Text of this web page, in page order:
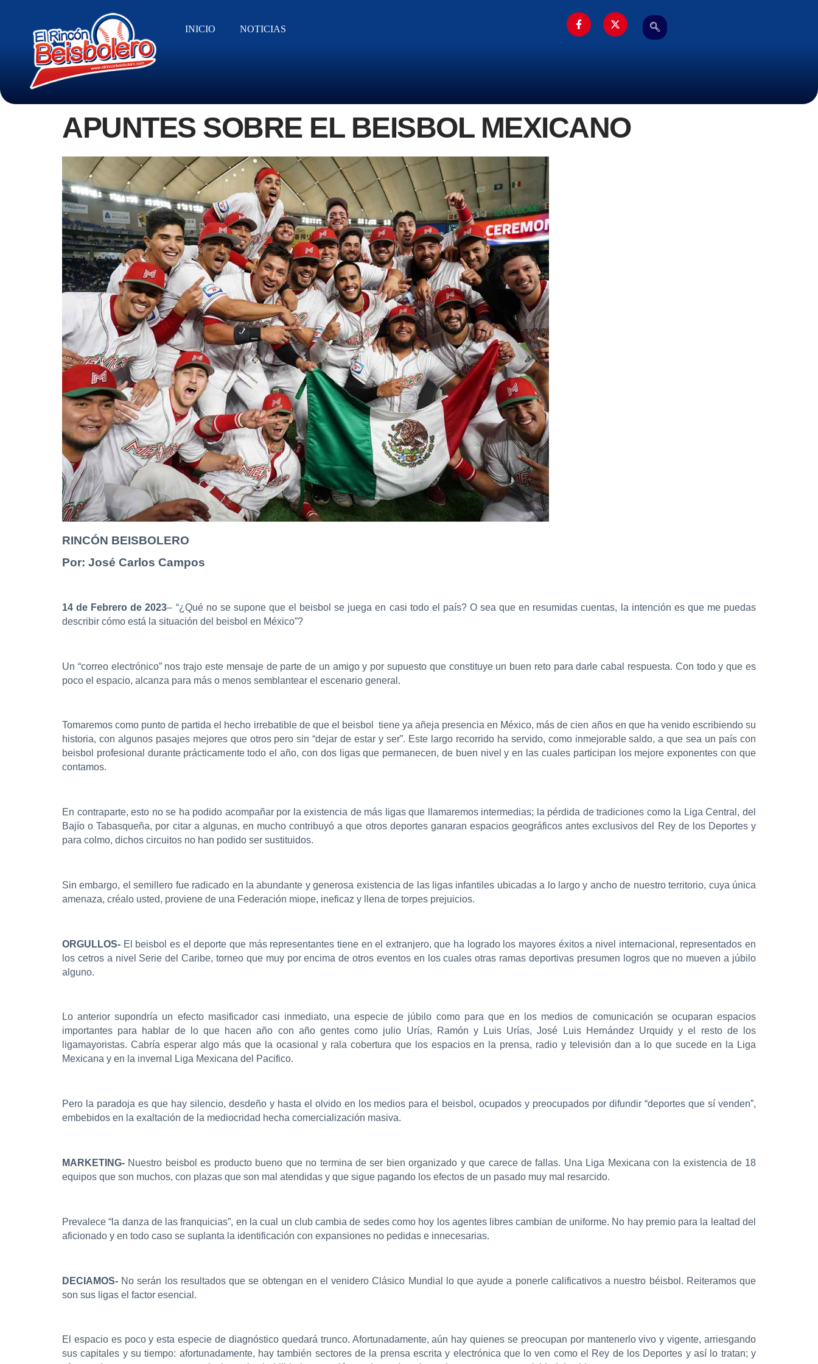
INICIO NOTICIAS
APUNTES SOBRE EL BEISBOL MEXICANO
RINCÓN BEISBOLERO
Por: José Carlos Campos
14 de Febrero de 2023– “¿Qué no se supone que el beisbol se juega en casi todo el país? O sea que en resumidas cuentas, la intención es que me puedas
describir cómo está la situación del beisbol en México”?
Un “correo electrónico” nos trajo este mensaje de parte de un amigo y por supuesto que constituye un buen reto para darle cabal respuesta. Con todo y que es
poco el espacio, alcanza para más o menos semblantear el escenario general.
Tomaremos como punto de partida el hecho irrebatible de que el beisbol tiene ya añeja presencia en México, más de cien años en que ha venido escribiendo su
historia, con algunos pasajes mejores que otros pero sin “dejar de estar y ser”. Este largo recorrido ha servido, como inmejorable saldo, a que sea un país con
beisbol profesional durante prácticamente todo el año, con dos ligas que permanecen, de buen nivel y en las cuales participan los mejore exponentes con que
contamos.
En contraparte, esto no se ha podido acompañar por la existencia de más ligas que llamaremos intermedias; la pérdida de tradiciones como la Liga Central, del
Bajío o Tabasqueña, por citar a algunas, en mucho contribuyó a que otros deportes ganaran espacios geográficos antes exclusivos del Rey de los Deportes y
para colmo, dichos circuitos no han podido ser sustituidos.
Sin embargo, el semillero fue radicado en la abundante y generosa existencia de las ligas infantiles ubicadas a lo largo y ancho de nuestro territorio, cuya única
amenaza, créalo usted, proviene de una Federación miope, ineficaz y llena de torpes prejuicios.
ORGULLOS- El beisbol es el deporte que más representantes tiene en el extranjero, que ha logrado los mayores éxitos a nivel internacional, representados en
los cetros a nivel Serie del Caribe, torneo que muy por encima de otros eventos en los cuales otras ramas deportivas presumen logros que no mueven a júbilo
alguno.
Lo anterior supondría un efecto masificador casi inmediato, una especie de júbilo como para que en los medios de comunicación se ocuparan espacios
importantes para hablar de lo que hacen año con año gentes como julio Urías, Ramón y Luis Urías, José Luis Hernández Urquidy y el resto de los
ligamayoristas. Cabría esperar algo más que la ocasional y rala cobertura que los espacios en la prensa, radio y televisión dan a lo que sucede en la Liga
Mexicana y en la invernal Liga Mexicana del Pacifico.
Pero la paradoja es que hay silencio, desdeño y hasta el olvido en los medios para el beisbol, ocupados y preocupados por difundir “deportes que sí venden”,
embebidos en la exaltación de la mediocridad hecha comercialización masiva.
MARKETING- Nuestro beisbol es producto bueno que no termina de ser bien organizado y que carece de fallas. Una Liga Mexicana con la existencia de 18
equipos que son muchos, con plazas que son mal atendidas y que sigue pagando los efectos de un pasado muy mal resarcido.
Prevalece “la danza de las franquicias”, en la cual un club cambia de sedes como hoy los agentes libres cambian de uniforme. No hay premio para la lealtad del
aficionado y en todo caso se suplanta la identificación con expansiones no pedidas e innecesarias.
DECIAMOS- No serán los resultados que se obtengan en el venidero Clásico Mundial lo que ayude a ponerle calificativos a nuestro béisbol. Reiteramos que
son sus ligas el factor esencial.
El espacio es poco y esta especie de diagnóstico quedará trunco. Afortunadamente, aún hay quienes se preocupan por mantenerlo vivo y vigente, arriesgando
sus capitales y su tiempo: afortunadamente, hay también sectores de la prensa escrita y electrónica que lo ven como el Rey de los Deportes y así lo tratan; y